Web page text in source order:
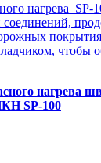
нагрева SP-
соединений,
чтобы
нагрева
SP-100